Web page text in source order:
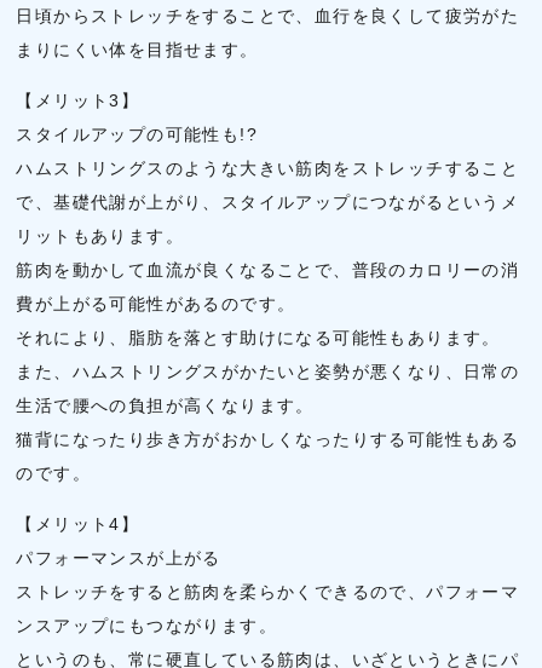
日頃からストレッチをすることで、血行を良くして疲労がた
まりにくい体を目指せます。
【メリット3】
スタイルアップの可能性も!?
ハムストリングスのような大きい筋肉をストレッチすること
で、基礎代謝が上がり、スタイルアップにつながるというメ
リットもあります。
筋肉を動かして血流が良くなることで、普段のカロリーの消
費が上がる可能性があるのです。
それにより、脂肪を落とす助けになる可能性もあります。
また、ハムストリングスがかたいと姿勢が悪くなり、日常の
生活で腰への負担が高くなります。
猫背になったり歩き方がおかしくなったりする可能性もある
のです。
【メリット4】
パフォーマンスが上がる
ストレッチをすると筋肉を柔らかくできるので、パフォーマ
ンスアップにもつながります。
というのも、常に硬直している筋肉は、いざというときにパ